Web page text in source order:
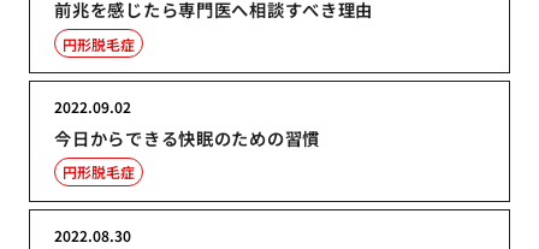
前兆を感じたら専門医へ相談すべき理由
円形脱毛症
今日からできる快眠のための習慣
2022.09.02
円形脱毛症
2022.08.30